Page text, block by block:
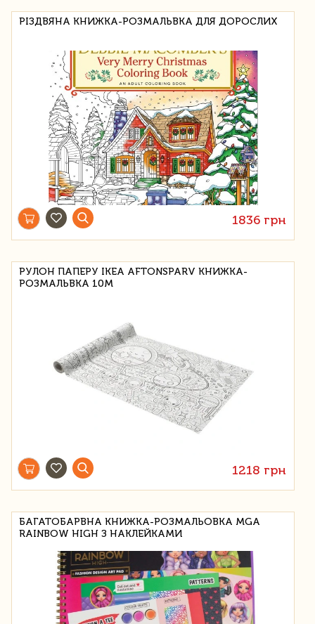
РІЗДВЯНА КНИЖКА-РОЗМАЛЬВКА ДЛЯ ДОРОСЛИХ
1836 грн
РУЛОН ПАПЕРУ IKEA AFTONSPARV КНИЖКА-
РОЗМАЛЬВКА 10М
1218 грн
БАГАТОБАРВНА КНИЖКА-РОЗМАЛЬОВКА MGA
RAINBOW HIGH З НАКЛЕЙКАМИ